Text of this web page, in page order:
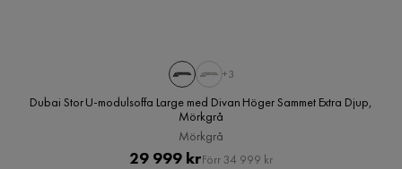
+3
Dubai Stor U-modulsoffa Large med Divan Höger Sammet Extra Djup,
Mörkgrå
Mörkgrå
Pris
29 999 krOriginal
Förr 34 999 kr